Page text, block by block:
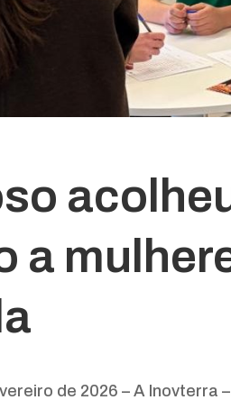
a
de 2026 – A Inovterra